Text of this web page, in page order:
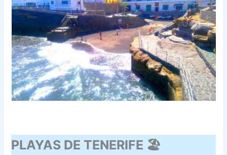
PLAYAS DE TENERIFE 🏖️